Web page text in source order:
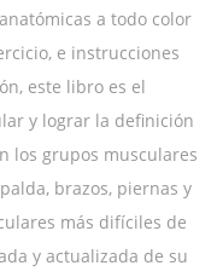
a todo color
e instrucciones
este libro es el
y lograr la definición
los grupos musculares
brazos, piernas y
más difíciles de
y actualizada de su